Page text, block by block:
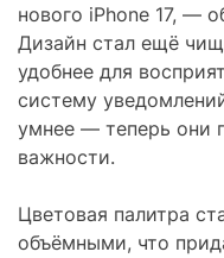
нового iPhone 17, —
Дизайн стал ещё
удобнее для
систему
умнее — теперь они
важности.
Цветовая палитра
объёмными, что